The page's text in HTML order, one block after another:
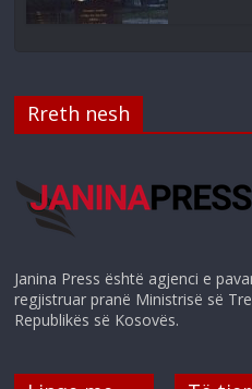
Rreth nesh
Janina Press është agjenci e
regjistruar pranë Ministrisë së
Republikës së Kosovës.